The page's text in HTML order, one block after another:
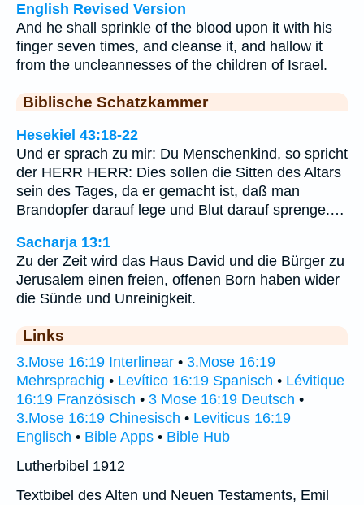
English Revised Version
And he shall sprinkle of the blood upon it with his
finger seven times, and cleanse it, and hallow it
from the uncleannesses of the children of Israel.
Biblische Schatzkammer
Hesekiel 43:18-22
Und er sprach zu mir: Du Menschenkind, so spricht
der HERR HERR: Dies sollen die Sitten des Altars
sein des Tages, da er gemacht ist, daß man
Brandopfer darauf lege und Blut darauf sprenge.…
Sacharja 13:1
Zu der Zeit wird das Haus David und die Bürger zu
Jerusalem einen freien, offenen Born haben wider
die Sünde und Unreinigkeit.
Links
3.Mose 16:19 Interlinear • 3.Mose 16:19
Mehrsprachig • Levítico 16:19 Spanisch • Lévitique
16:19 Französisch • 3 Mose 16:19 Deutsch •
3.Mose 16:19 Chinesisch • Leviticus 16:19
Englisch • Bible Apps • Bible Hub
Lutherbibel 1912
Textbibel des Alten und Neuen Testaments, Emil